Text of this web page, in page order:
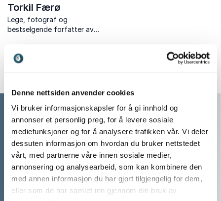
Denne nettsiden anvender cookies
Vi bruker informasjonskapsler for å gi innhold og
annonser et personlig preg, for å levere sosiale
mediefunksjoner og for å analysere trafikken vår. Vi deler
dessuten informasjon om hvordan du bruker nettstedet
vårt, med partnerne våre innen sosiale medier,
annonsering og analysearbeid, som kan kombinere den
med annen informasjon du har gjort tilgjengelig for dem,
eller som de har samlet inn gjennom din bruk av
Torkil Færø
Lege, fotograf og
bestselgende forfatter av